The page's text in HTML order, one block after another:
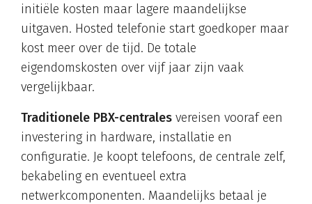
initiële kosten maar lagere maandelijkse
uitgaven. Hosted telefonie start goedkoper maar
kost meer over de tijd. De totale
eigendomskosten over vijf jaar zijn vaak
vergelijkbaar.
Traditionele PBX-centrales vereisen vooraf een
investering in hardware, installatie en
configuratie. Je koopt telefoons, de centrale zelf,
bekabeling en eventueel extra
netwerkcomponenten. Maandelijks betaal je